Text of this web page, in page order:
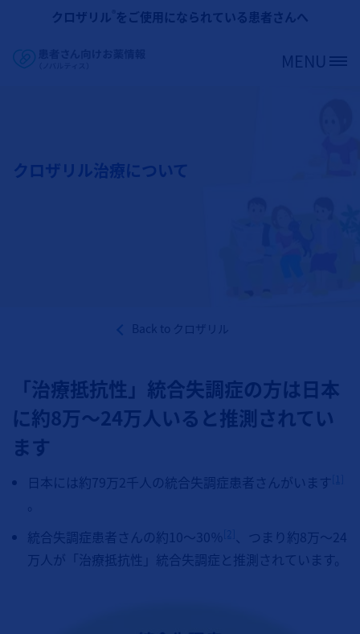
メインコンテンツに移動
クロザリル をご使用になられている患者さんへ
Site Logo MENU
クロザリル治療について
Back to クロザリル
「治療抵抗性」統合失調症の方は日本
に約8万～24万人いると推測されてい
ます
日本には約79万2千人の統合失調症患者さんがいます [1]
統合失調症患者さんの約10～30％ [2] 、つまり約8万～24
万人が「治療抵抗性」統合失調症と推測されています。